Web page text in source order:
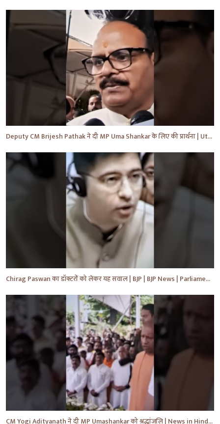
Deputy CM Brijesh Pathak ने दी MP Uma Shankar के लिए की प्रार्थना | Uttar Pradesh News #shorts #yt
Chirag Paswan का डॉक्टरों को लेकर यह सवाल | BJP | BJP News | Parliament | #shorts #ytnewshorts #yt
CM Yogi Adityanath ने दी MP Umashankar को श्रद्धांजलि | News in Hindi | News Today | #shorts #yt